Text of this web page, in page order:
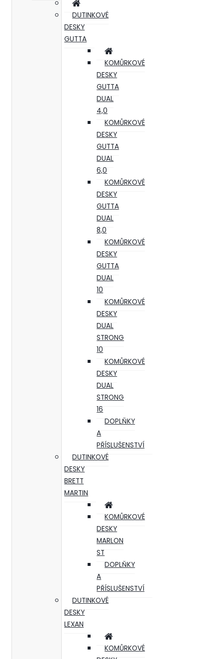
DUTINKOVÉ
DESKY
GUTTA
KOMŮRKOVÉ
DESKY
GUTTA
DUAL
4,0
KOMŮRKOVÉ
DESKY
GUTTA
DUAL
6,0
KOMŮRKOVÉ
DESKY
GUTTA
DUAL
8,0
KOMŮRKOVÉ
DESKY
GUTTA
DUAL
10
KOMŮRKOVÉ
DESKY
DUAL
STRONG
10
KOMŮRKOVÉ
DESKY
DUAL
STRONG
16
DOPLŇKY
A
PŘÍSLUŠENSTVÍ
DUTINKOVÉ
DESKY
BRETT
MARTIN
KOMŮRKOVÉ
DESKY
MARLON
ST
DOPLŇKY
A
PŘÍSLUŠENSTVÍ
DUTINKOVÉ
DESKY
LEXAN
KOMŮRKOVÉ